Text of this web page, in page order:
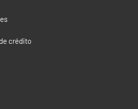
crédito